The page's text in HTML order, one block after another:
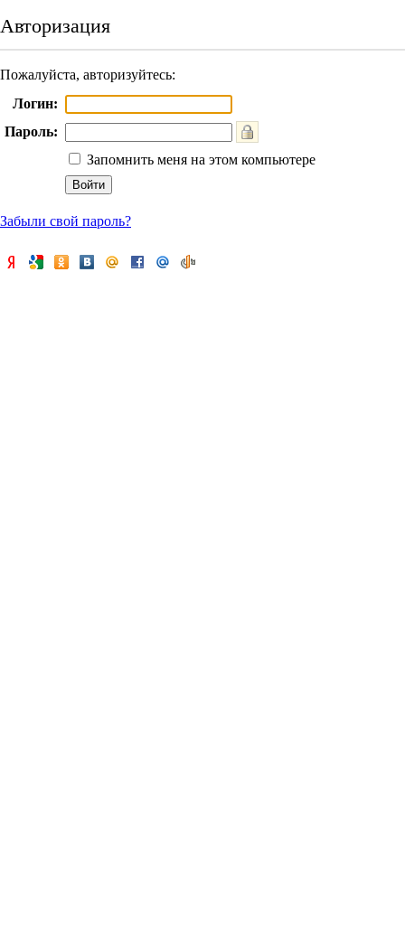
Авторизация
Пожалуйста, авторизуйтесь:
Логин:
Пароль:
Запомнить меня на этом компьютере
Забыли свой пароль?